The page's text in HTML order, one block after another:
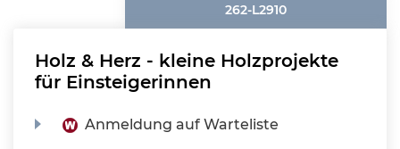
262-L2910
Holz & Herz - kleine Holzprojekte
für Einsteigerinnen
Anmeldung auf Warteliste